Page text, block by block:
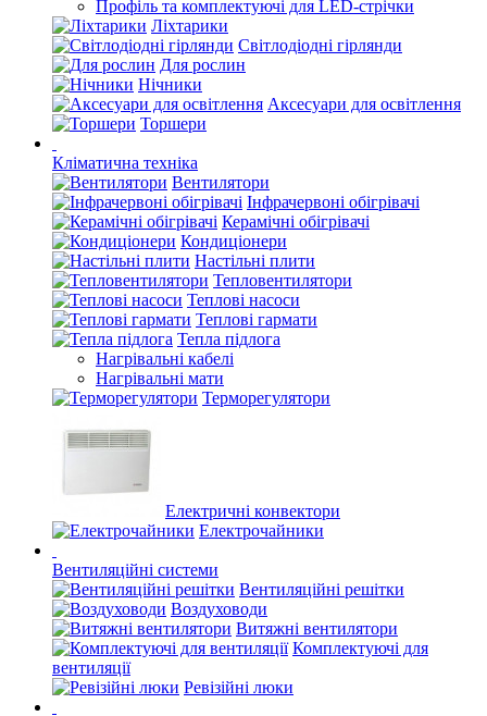
Профіль та комплектуючі для LED-стрічки
Ліхтарики
Світлодіодні гірлянди
Для рослин
Нічники
Аксесуари для освітлення
Торшери
Кліматична техніка
Вентилятори
Інфрачервоні обігрівачі
Керамічні обігрівачі
Кондиціонери
Настільні плити
Тепловентилятори
Теплові насоси
Теплові гармати
Тепла підлога
Нагрівальні кабелі
Нагрівальні мати
Терморегулятори
Електричні конвектори
Електрочайники
Вентиляційні системи
Вентиляційні решітки
Воздуховоди
Витяжні вентилятори
Комплектуючі для
вентиляції
Ревізійні люки